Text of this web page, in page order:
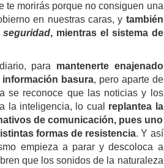
te morirás porque no consiguen una
en nuestras caras, y también
seguridad, mientras el sistema de
para mantenerte enajenado
basura, pero aparte de
se reconoce que las noticias y los
la inteligencia, lo cual
replantea la
de comunicación, pues uno
formas de resistencia. Y así
empieza a parar y descoloca a
que los sonidos de la naturaleza